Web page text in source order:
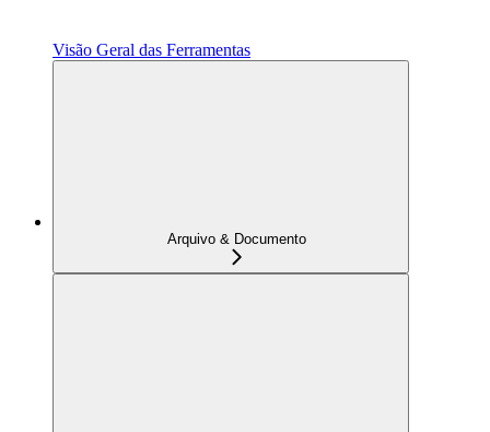
Visão Geral das Ferramentas
Arquivo & Documento